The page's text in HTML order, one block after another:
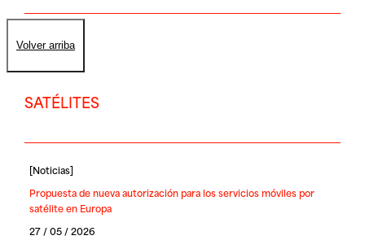
Volver arriba
SATÉLITES
[Noticias]
Propuesta de nueva autorización para los servicios móviles por
satélite en Europa
27 / 05 / 2026